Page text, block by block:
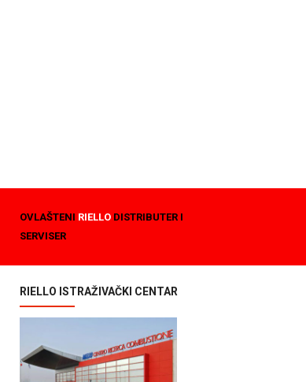
OVLAŠTENI RIELLODISTRIBUTER I
SERVISER
RIELLO ISTRAŽIVAČKI CENTAR